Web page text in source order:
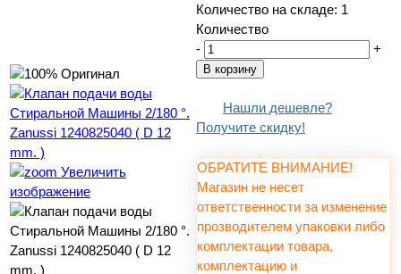
Увеличить
изображение
Количество на складе: 1
Количество
-
+
Нашли дешевле?
Получите скидку!
ОБРАТИТЕ ВНИМАНИЕ!
Магазин не несет
ответственности за изменение
прозводителем упаковки либо
комплектации товара,
комплектацию и